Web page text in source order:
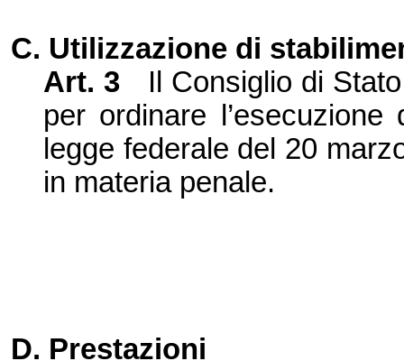
C. Utilizzazione di
Art. 3
Il Consiglio di
per ordinare
legge federale del 20
in materia penale.
D. Prestazioni